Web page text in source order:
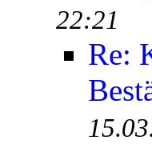
22:21
Re: